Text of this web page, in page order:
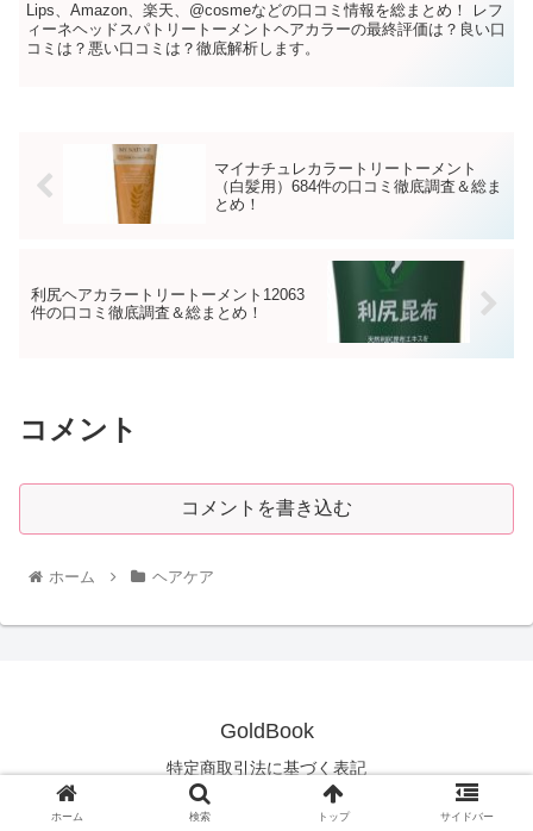
Lips、Amazon、楽天、@cosmeなどの口コミ情報を総まとめ！ レフ
ィーネヘッドスパトリートーメントヘアカラーの最終評価は？良い口
コミは？悪い口コミは？徹底解析します。
マイナチュレカラートリートーメント
（白髪用）684件の口コミ徹底調査＆総ま
とめ！
利尻ヘアカラートリートーメント12063
件の口コミ徹底調査＆総まとめ！
コメント
コメントを書き込む
ホーム ヘアケア
GoldBook
特定商取引法に基づく表記
© 2020 GoldBook.
ホーム 検索 トップ サイドバー